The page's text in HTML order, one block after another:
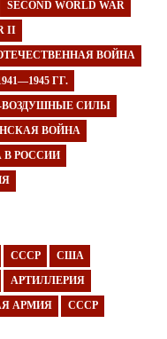
SECOND WORLD WAR
II
ВОЙНА
ГГ.
ВОЗДУШНЫЕ СИЛЫ
ВОЙНА
В РОССИИ
СССР США
АРТИЛЛЕРИЯ
АРМИЯ СССР